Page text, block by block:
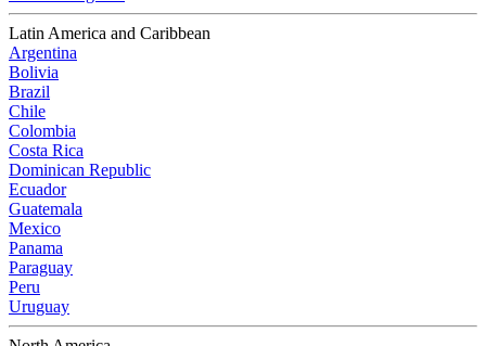
Latin America and Caribbean
Argentina
Bolivia
Brazil
Chile
Colombia
Costa Rica
Dominican Republic
Ecuador
Guatemala
Mexico
Panama
Paraguay
Peru
Uruguay